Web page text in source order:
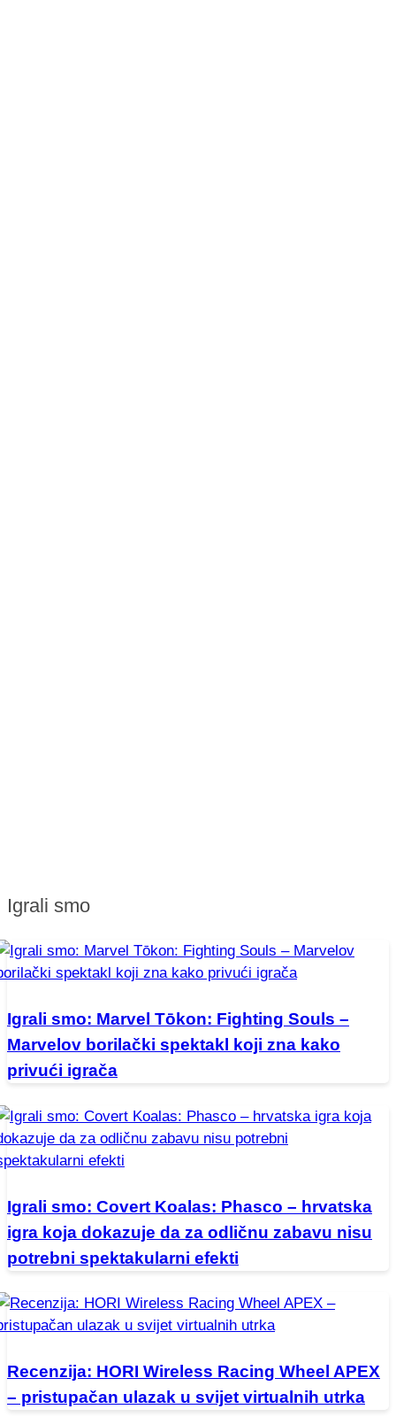
Igrali smo
Igrali smo: Marvel Tōkon: Fighting Souls –
Marvelov borilački spektakl koji zna kako
privući igrača
Igrali smo: Covert Koalas: Phasco – hrvatska
igra koja dokazuje da za odličnu zabavu nisu
potrebni spektakularni efekti
Recenzija: HORI Wireless Racing Wheel APEX
– pristupačan ulazak u svijet virtualnih utrka